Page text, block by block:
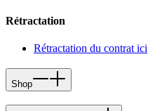
Rétractation
Rétractation du contrat ici
Shop